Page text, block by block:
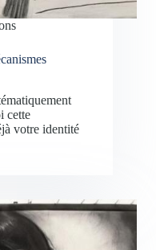
cette
votre identité